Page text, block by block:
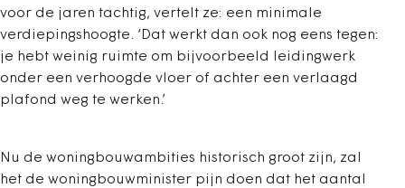
voor de jaren tachtig, vertelt ze: een minimale
verdiepingshoogte. ‘Dat werkt dan ook nog eens tegen:
je hebt weinig ruimte om bijvoorbeeld leidingwerk
onder een verhoogde vloer of achter een verlaagd
plafond weg te werken.’
Nu de woningbouwambities historisch groot zijn, zal
het de woningbouwminister pijn doen dat het aantal